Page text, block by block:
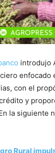
introdujo
enfocado
con el
y
la siguiente
Rural